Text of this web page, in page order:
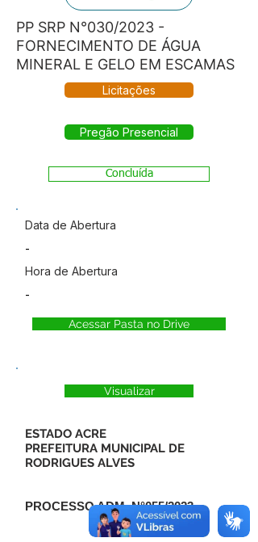
PP SRP N°030/2023 -
FORNECIMENTO DE ÁGUA
MINERAL E GELO EM ESCAMAS
Licitações
Pregão Presencial
Concluída
Data de Abertura
-
Hora de Abertura
-
Acessar Pasta no Drive
Visualizar
ESTADO ACRE
PREFEITURA MUNICIPAL DE
RODRIGUES ALVES
PROCESSO ADM. N°055/2023